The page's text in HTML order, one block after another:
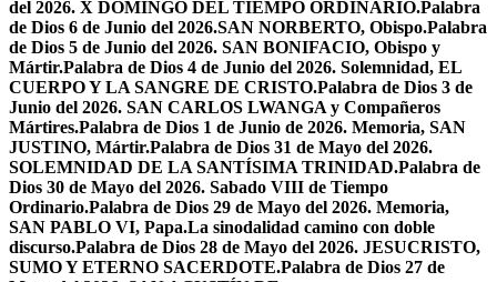
del 2026. X DOMINGO DEL TIEMPO ORDINARIO.Palabra
de Dios 6 de Junio del 2026.SAN NORBERTO, Obispo.Palabra
de Dios 5 de Junio del 2026. SAN BONIFACIO, Obispo y
Mártir.Palabra de Dios 4 de Junio del 2026. Solemnidad, EL
CUERPO Y LA SANGRE DE CRISTO.Palabra de Dios 3 de
Junio del 2026. SAN CARLOS LWANGA y Compañeros
Mártires.Palabra de Dios 1 de Junio de 2026. Memoria, SAN
JUSTINO, Mártir.Palabra de Dios 31 de Mayo del 2026.
SOLEMNIDAD DE LA SANTÍSIMA TRINIDAD.Palabra de
Dios 30 de Mayo del 2026. Sabado VIII de Tiempo
Ordinario.Palabra de Dios 29 de Mayo del 2026. Memoria,
SAN PABLO VI, Papa.La sinodalidad camino con doble
discurso.Palabra de Dios 28 de Mayo del 2026. JESUCRISTO,
SUMO Y ETERNO SACERDOTE.Palabra de Dios 27 de